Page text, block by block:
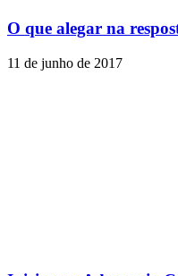
O que alegar na
11 de junho de 2017